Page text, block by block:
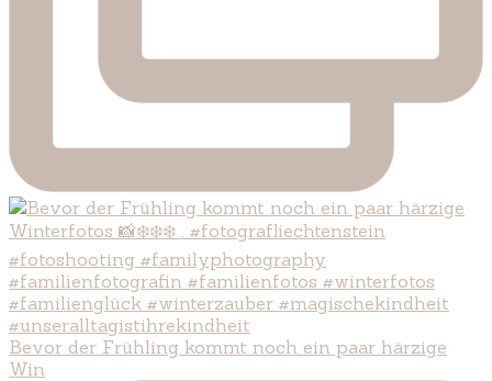
Bevor der Frühling kommt noch ein paar härzige
Win